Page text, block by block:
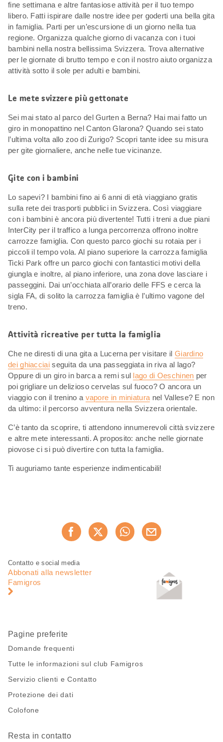
fine settimana e altre fantasiose attività per il tuo tempo
libero. Fatti ispirare dalle nostre idee per goderti una bella gita
in famiglia. Parti per un’escursione di un giorno nella tua
regione. Organizza qualche giorno di vacanza con i tuoi
bambini nella nostra bellissima Svizzera. Trova alternative
per le giornate di brutto tempo e con il nostro aiuto organizza
attività sotto il sole per adulti e bambini.
Le mete svizzere più gettonate
Sei mai stato al parco del Gurten a Berna? Hai mai fatto un
giro in monopattino nel Canton Glarona? Quando sei stato
l’ultima volta allo zoo di Zurigo? Scopri tante idee su misura
per gite giornaliere, anche nelle tue vicinanze.
Gite con i bambini
Lo sapevi? I bambini fino ai 6 anni di età viaggiano gratis
sulla rete dei trasporti pubblici in Svizzera. Così viaggiare
con i bambini è ancora più divertente! Tutti i treni a due piani
InterCity per il traffico a lunga percorrenza offrono inoltre
carrozze famiglia. Con questo parco giochi su rotaia per i
piccoli il tempo vola. Al piano superiore la carrozza famiglia
Ticki Park offre un parco giochi con fantastici motivi della
giungla e inoltre, al piano inferiore, una zona dove lasciare i
passeggini. Dai un’occhiata all’orario delle FFS e cerca la
sigla FA, di solito la carrozza famiglia è l’ultimo vagone del
treno.
Attività ricreative per tutta la famiglia
Che ne diresti di una gita a Lucerna per visitare il Giardino
dei ghiacciaiseguita da una passeggiata in riva al lago?
Oppure di un giro in barca a remi sul lago di Oeschinen per
poi grigliare un delizioso cervelas sul fuoco? O ancora un
viaggio con il trenino a vapore in miniatura nel Vallese? E non
da ultimo: il percorso avventura nella Svizzera orientale.
C’è tanto da scoprire, ti attendono innumerevoli città svizzere
e altre mete interessanti. A proposito: anche nelle giornate
piovose ci si può divertire con tutta la famiglia.
Ti auguriamo tante esperienze indimenticabili!
Consiglia ora
Piè
pagina
Navigazione
pagina
Contatto e social media
Abbonati alla newsletter
Famigros
Pagine preferite
Domande frequenti
Tutte le informazioni sul club Famigros
Servizio clienti e Contatto
Protezione dei dati
Colofone
Resta in contatto